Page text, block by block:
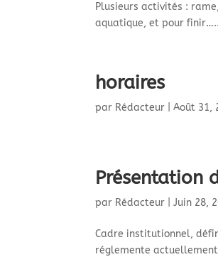
Plusieurs activités :
aquatique, et pour
horaires
par Rédacteur |Août 31,
Présentation
par Rédacteur |Juin 28,
Cadre institutionnel,
réglemente actuellement